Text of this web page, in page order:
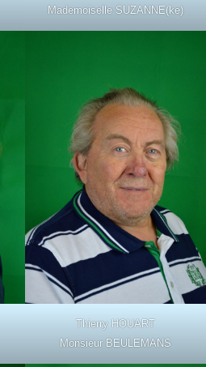
Mademoiselle SUZANNE(ke)
Thierry HOUART
Monsieur BEULEMANS